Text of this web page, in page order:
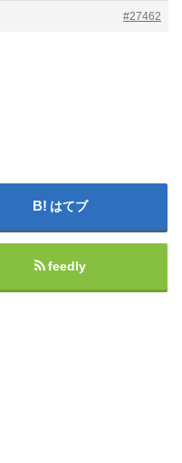
#27462
はてブ
feedly